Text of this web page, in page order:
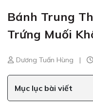
Bánh Trung
Trứng Muối
Dương Tuấn Hùng |
Mục lục bài viết